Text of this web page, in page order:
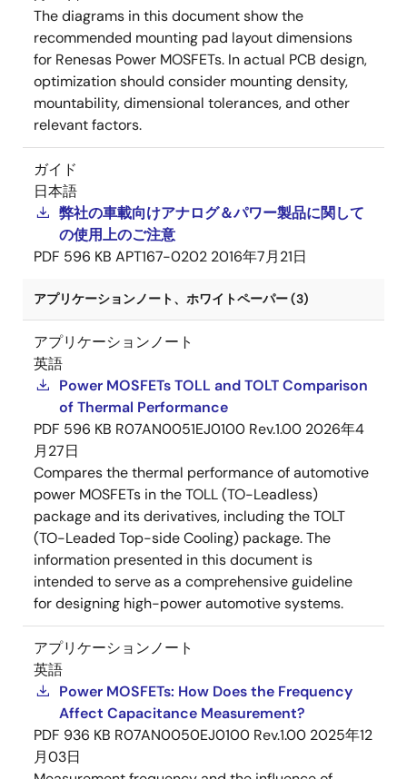
The diagrams in this document show the
recommended mounting pad layout dimensions
for Renesas Power MOSFETs. In actual PCB design,
optimization should consider mounting density,
mountability, dimensional tolerances, and other
relevant factors.
ガイド
日本語
弊社の車載向けアナログ＆パワー製品に関して
の使用上のご注意
PDF 596 KB APT167-0202 2016年7月21日
アプリケーションノート、ホワイトペーパー (3)
アプリケーションノート
英語
Power MOSFETs TOLL and TOLT Comparison
of Thermal Performance
PDF 596 KB R07AN0051EJ0100 Rev.1.00 2026年4
月27日
Compares the thermal performance of automotive
power MOSFETs in the TOLL (TO-Leadless)
package and its derivatives, including the TOLT
(TO-Leaded Top-side Cooling) package. The
information presented in this document is
intended to serve as a comprehensive guideline
for designing high-power automotive systems.
アプリケーションノート
英語
Power MOSFETs: How Does the Frequency
Affect Capacitance Measurement?
PDF 936 KB R07AN0050EJ0100 Rev.1.00 2025年12
月03日